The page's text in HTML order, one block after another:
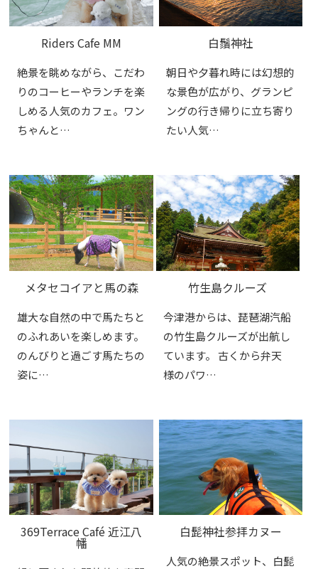
Riders Cafe MM
絶景を眺めながら、こだわ
りのコーヒーやランチを楽
しめる人気のカフェ。ワン
ちゃんと…
白鬚神社
朝日や夕暮れ時には幻想的
な景色が広がり、グランピ
ングの行き帰りに立ち寄り
たい人気…
メタセコイアと馬の森
雄大な自然の中で馬たちと
のふれあいを楽しめます。
のんびりと過ごす馬たちの
姿に…
竹生島クルーズ
今津港からは、琵琶湖汽船
の竹生島クルーズが出航し
ています。 古くから弁天
様のパワ…
369Terrace Café 近江八
幡
白髭神社参拝カヌー
人気の絶景スポット、白髭